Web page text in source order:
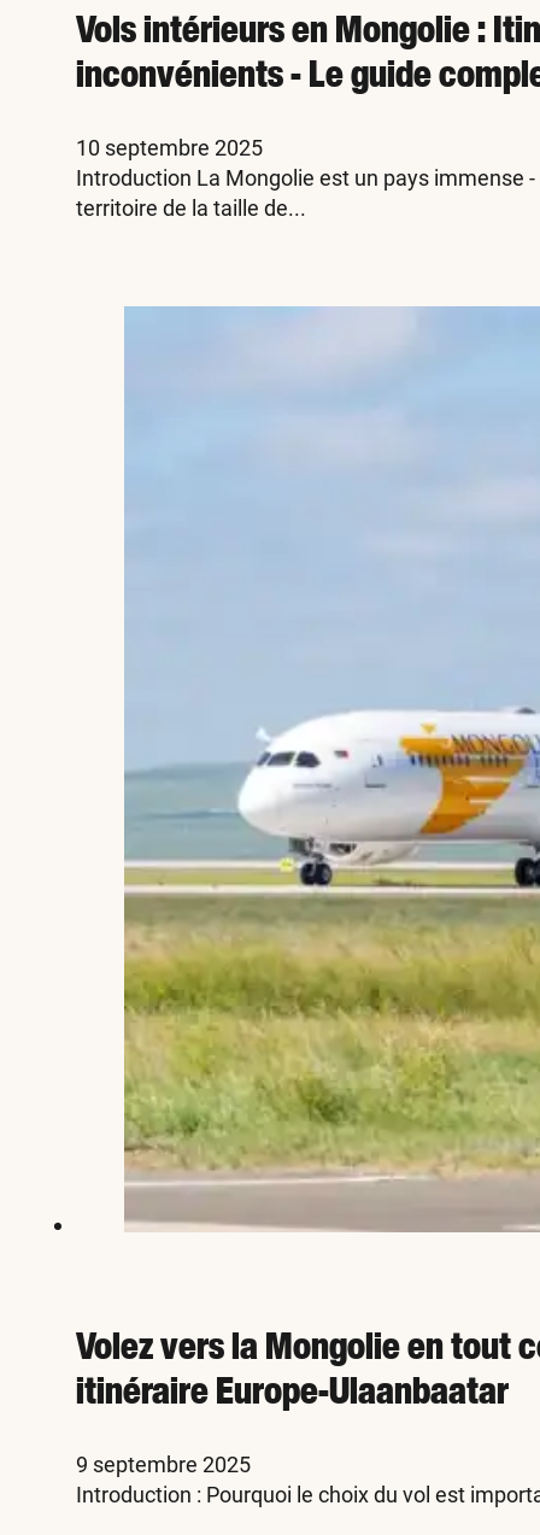
Vols intérieurs en Mongolie :
inconvénients - Le guide
10 septembre 2025
Introduction La Mongolie est un pays immense
territoire de la taille de...
Volez vers la Mongolie en tout
itinéraire Europe-Ulaanbaatar
9 septembre 2025
Introduction : Pourquoi le choix du vol est